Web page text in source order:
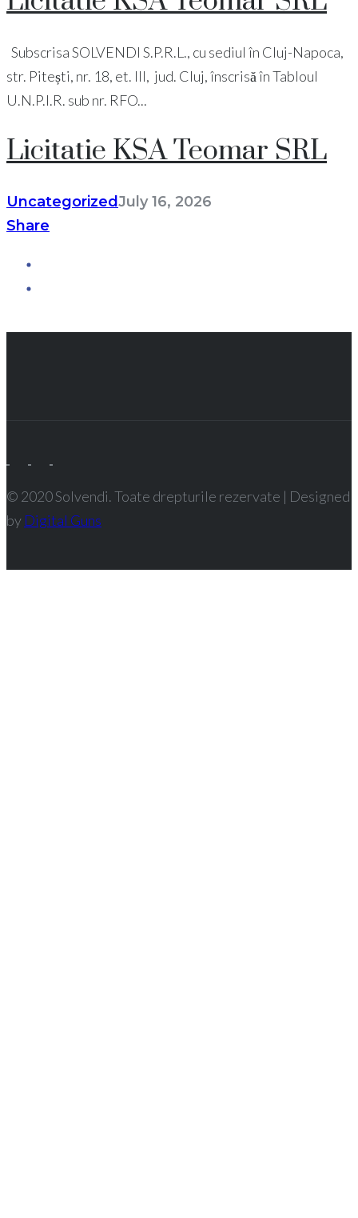
Subscrisa SOLVENDI S.P.R.L., cu sediul în Cluj-Napoca,
str. Pitești, nr. 18, et. III, jud. Cluj, înscrisă în Tabloul
U.N.P.I.R. sub nr. RFO...
Licitatie KSA Teomar SRL
UncategorizedJuly 16, 2026
Share
© 2020 Solvendi. Toate drepturile rezervate | Designed
by Digital Guns